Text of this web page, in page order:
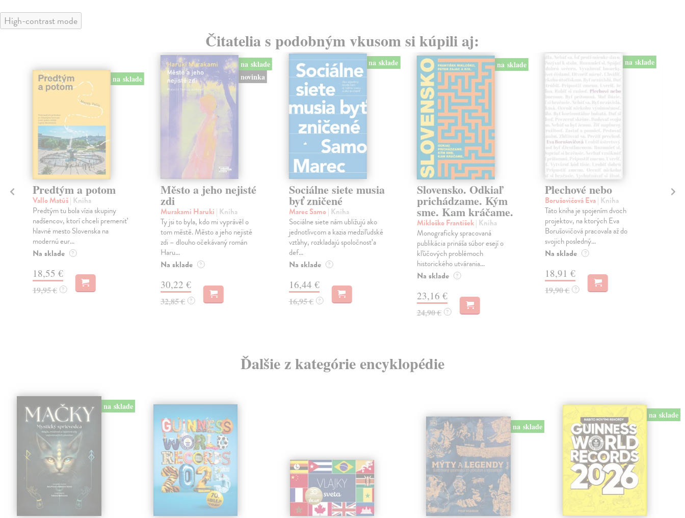
High-contrast mode
Čitatelia s podobným vkusom si kúpili aj:
na sklade
Predtým a potom
Vallo Matúš| Kniha
Predtým tu bola vízia skupiny
nadšencov, ktorí chceli premeniť
hlavné mesto Slovenska na
modernú eur...
Na sklade ?
18,55 €
19,95 € ?
na sklade
novinka
Město a jeho nejisté
zdi
Murakami Haruki | Kniha
Ty jsi to byla, kdo mi vyprávěl o
tom městě. Město a jeho nejisté
zdi – dlouho očekávaný román
Haru...
Na sklade ?
30,22 €
32,85 € ?
na sklade
Sociálne siete musia
byť zničené
Marec Samo| Kniha
Sociálne siete nám ubližujú ako
jednotlivcom a kazia medziľudské
vzťahy, rozkladajú spoločnosť a
def...
Na sklade ?
16,44 €
16,95 € ?
na sklade
Slovensko. Odkiaľ
prichádzame. Kým
sme. Kam kráčame.
Mikloško František| Kniha
Monograficky spracovaná
publikácia prináša súbor esejí o
kľúčových problémoch
historického utvárania...
Na sklade ?
23,16 €
24,90 € ?
na sklade
Plechové nebo
Borušovičová Eva| Kniha
Táto kniha je spojením dvoch
projektov, na ktorých Eva
Borušovičová pracovala až do
svojich posledný...
Na sklade ?
18,91 €
19,90 € ?
Ďalšie z kategórie encyklopédie
na sklade
na sklade
na sklade